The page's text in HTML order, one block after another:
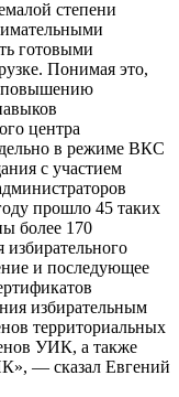
степени
готовыми
Понимая это,
повышению
центра
в режиме ВКС
с участием
прошло 45 таких
более 170
и последующее
избирательным
территориальных
УИК, а также
— сказал Евгений